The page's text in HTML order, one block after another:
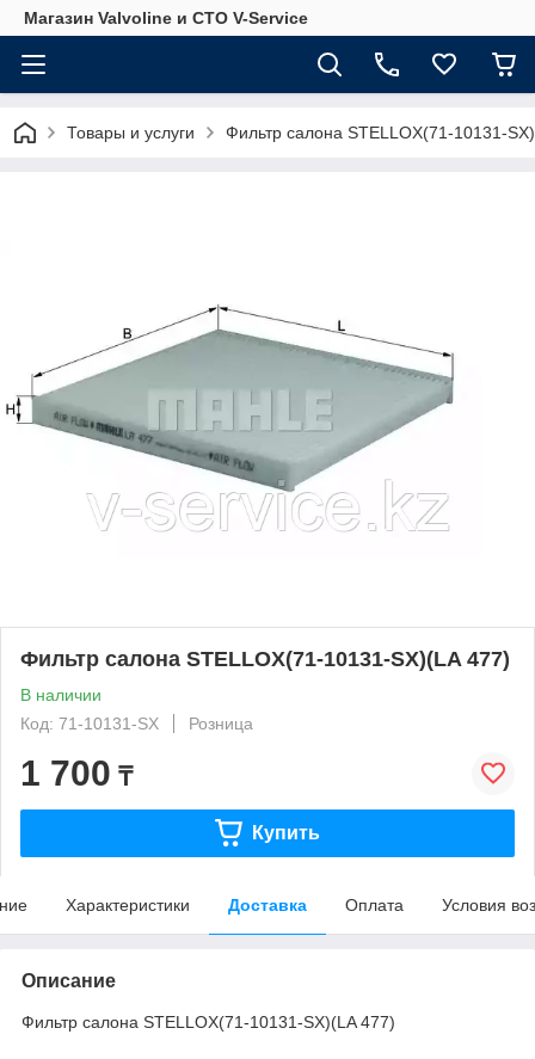
Магазин Valvoline и СТО V-Service
Товары и услуги Фильтр салона STELLOX(71-10131-
Фильтр салона STELLOX(71-10131-SX)(LA 477)
В наличии
Код: 71-10131-SX
Розница
1 700 ₸
Купить
Характеристики Доставка Оплата Условия
Описание
Фильтр салона STELLOX(71-10131-SX)(LA 477)